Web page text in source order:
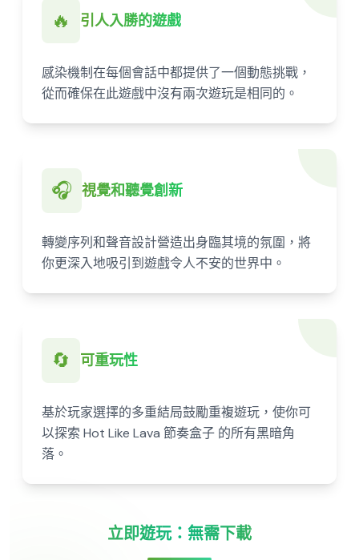
🔥 引人入勝的遊戲
感染機制在每個會話中都提供了一個動態挑戰，
從而確保在此遊戲中沒有兩次遊玩是相同的。
🎧 視覺和聽覺創新
轉變序列和聲音設計營造出身臨其境的氛圍，將
你更深入地吸引到遊戲令人不安的世界中。
🔄 可重玩性
基於玩家選擇的多重結局鼓勵重複遊玩，使你可
以探索 Hot Like Lava 節奏盒子 的所有黑暗角
落。
立即遊玩：無需下載